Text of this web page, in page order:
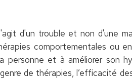
d'un trouble et non d'une
comportementales ou
personne et à améliorer son
de thérapies, l’efficacité